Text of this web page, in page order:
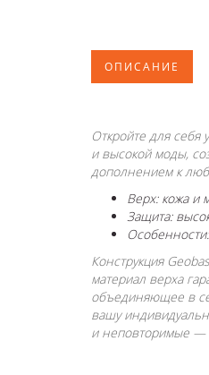
ОПИСАНИЕ
Откройте для
и высокой моды,
дополнением к
Верх: кожа и
Защита:
Конструкция
материал верха
объединяющее в
вашу
и неповторимые —